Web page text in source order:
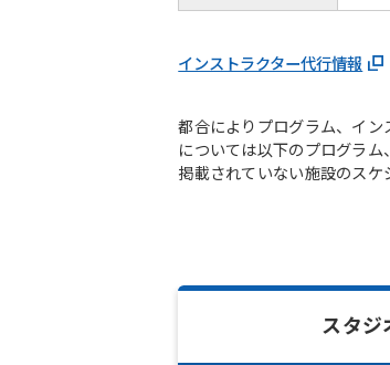
インストラクター代行情報
都合によりプログラム、イン
については以下のプログラム
掲載されていない施設のスケ
スタジ